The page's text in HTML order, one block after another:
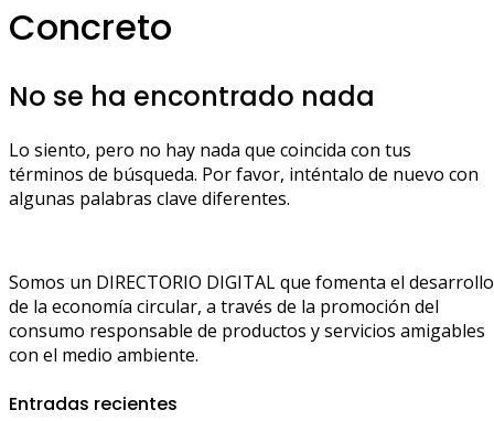
Concreto
No se ha encontrado nada
Lo siento, pero no hay nada que coincida con tus
términos de búsqueda. Por favor, inténtalo de nuevo con
algunas palabras clave diferentes.
Somos un DIRECTORIO DIGITAL que fomenta el desarrollo
de la economía circular, a través de la promoción del
consumo responsable de productos y servicios amigables
con el medio ambiente.
Entradas recientes